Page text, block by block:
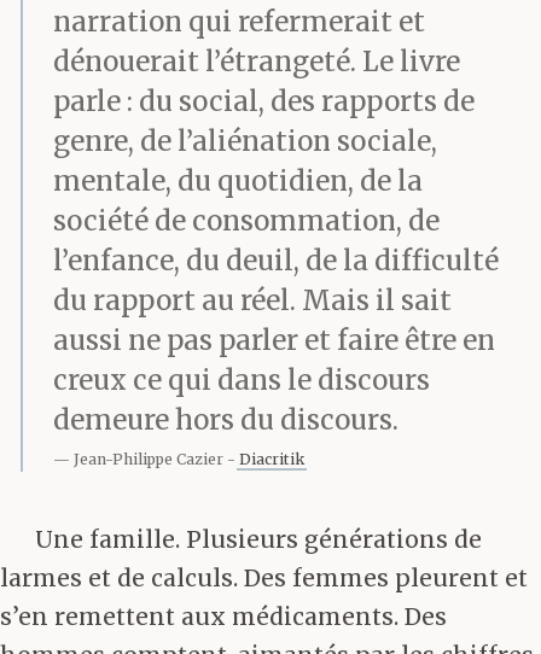
narration qui refermerait et
dénouerait l’étrangeté. Le livre
parle : du social, des rapports de
genre, de l’aliénation sociale,
mentale, du quotidien, de la
société de consommation, de
l’enfance, du deuil, de la difficulté
du rapport au réel. Mais il sait
aussi ne pas parler et faire être en
creux ce qui dans le discours
demeure hors du discours.
Jean-Philippe Cazier Diacritik
Une famille. Plusieurs générations de
larmes et de calculs. Des femmes pleurent et
s’en remettent aux médicaments. Des